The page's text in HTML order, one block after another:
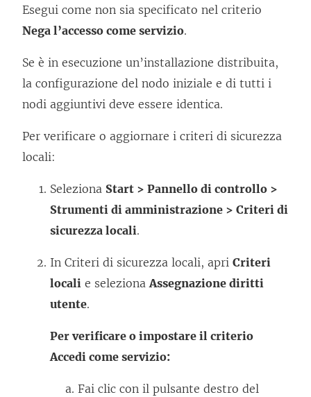
Esegui come non sia specificato nel criterio
Nega l’accesso come servizio.
Se è in esecuzione un’installazione distribuita,
la configurazione del nodo iniziale e di tutti i
nodi aggiuntivi deve essere identica.
Per verificare o aggiornare i criteri di sicurezza
locali:
Seleziona Start > Pannello di controllo >
Strumenti di amministrazione > Criteri di
sicurezza locali.
In Criteri di sicurezza locali, apri Criteri
locali e selezionaAssegnazione diritti
utente.
Per verificare o impostare il criterio
Accedi come servizio:
Fai clic con il pulsante destro del